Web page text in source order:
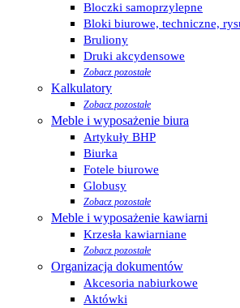
Bloczki samoprzylepne
Bloki biurowe, techniczne,
Bruliony
Druki akcydensowe
Zobacz pozostałe
Kalkulatory
Zobacz pozostałe
Meble i wyposażenie biura
Artykuły BHP
Biurka
Fotele biurowe
Globusy
Zobacz pozostałe
Meble i wyposażenie kawiarni
Krzesła kawiarniane
Zobacz pozostałe
Organizacja dokumentów
Akcesoria nabiurkowe
Aktówki